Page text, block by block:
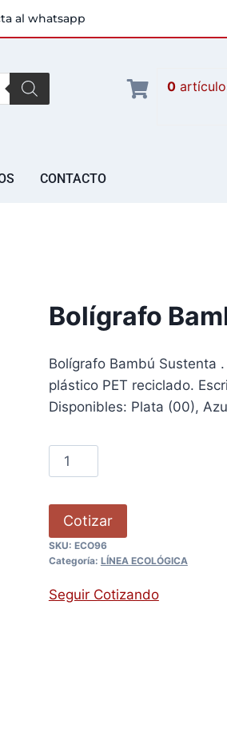
al whatsapp
0
CONTACTO
Bolígrafo
Bolígrafo Bambú Sustenta
plástico PET reciclado.
Disponibles: Plata (00),
Cotizar
SKU: ECO96
Categoría: LÍNEA ECOLÓGICA
Seguir Cotizando